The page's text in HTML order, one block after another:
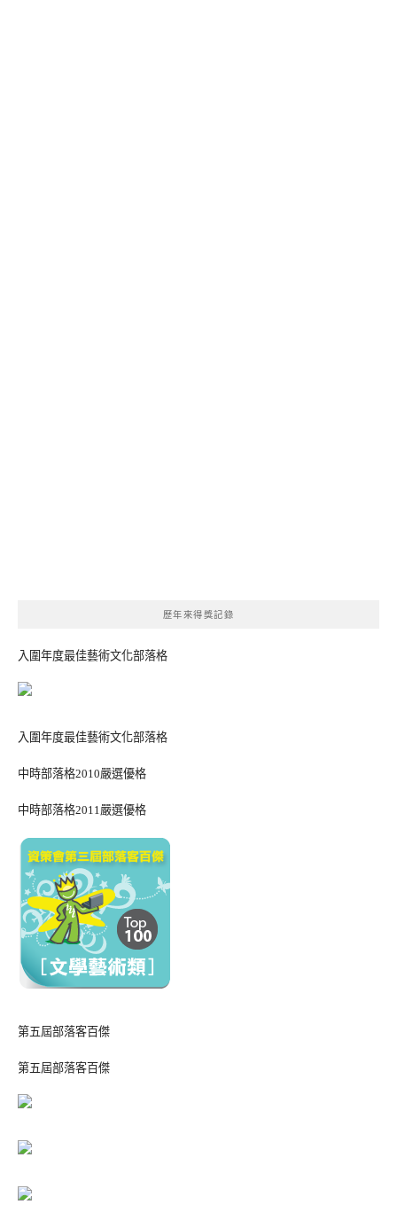
歷年來得獎記錄
入圍年度最佳藝術文化部落格
入圍年度最佳藝術文化部落格
中時部落格2010嚴選優格
中時部落格2011嚴選優格
第五屆部落客百傑
第五屆部落客百傑